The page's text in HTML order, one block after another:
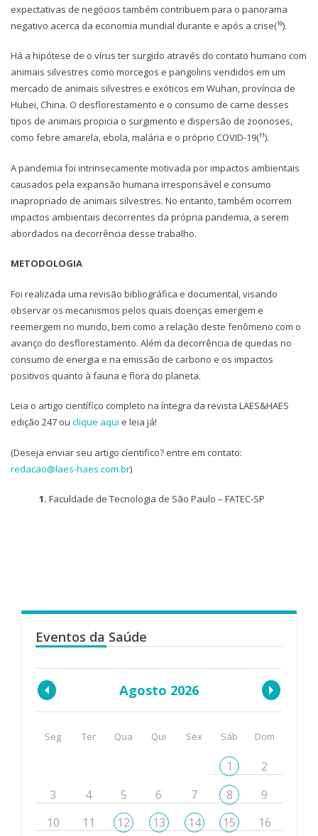
expectativas de negócios também contribuem para o panorama
negativo acerca da economia mundial durante e após a crise(¹⁰).
Há a hipótese de o vírus ter surgido através do contato humano com
animais silvestres como morcegos e pangolins vendidos em um
mercado de animais silvestres e exóticos em Wuhan, província de
Hubei, China. O desflorestamento e o consumo de carne desses
tipos de animais propicia o surgimento e dispersão de zoonoses,
como febre amarela, ebola, malária e o próprio COVID-19(¹¹).
A pandemia foi intrinsecamente motivada por impactos ambientais
causados pela expansão humana irresponsável e consumo
inapropriado de animais silvestres. No entanto, também ocorrem
impactos ambientais decorrentes da própria pandemia, a serem
abordados na decorrência desse trabalho.
METODOLOGIA
Foi realizada uma revisão bibliográfica e documental, visando
observar os mecanismos pelos quais doenças emergem e
reemergem no mundo, bem como a relação deste fenômeno com o
avanço do desflorestamento. Além da decorrência de quedas no
consumo de energia e na emissão de carbono e os impactos
positivos quanto à fauna e flora do planeta.
Leia o artigo científico completo na íntegra da revista LAES&HAES
edição 247 ou clique aqui e leia já!
(Deseja enviar seu artigo cíentifico? entre em contato:
redacao@laes-haes.com.br)
1. Faculdade de Tecnologia de São Paulo – FATEC-SP
Eventos da Saúde
Agosto 2026
Seg Ter Qua Qui Sex Sáb Dom
1
2
3
4 5 6 7 8
9
10
11 12 13 14 15 16